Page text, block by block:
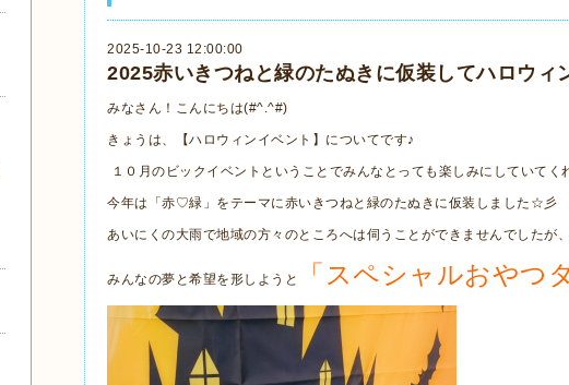
2025-10-23 12:00:00
2025赤いきつねと緑のたぬきに仮装してハロウィ
みなさん！こんにちは(#^.^#)
きょうは、【ハロウィンイベント】についてです♪
１０月のビックイベントということでみんなとっても楽しみにしていてく
今年は「赤♡緑」をテーマに赤いきつねと緑のたぬきに仮装しました☆彡
あいにくの大雨で地域の方々のところへは伺うことができませんでしたが
みんなの夢と希望を形しようと 「スペシャルおやつ